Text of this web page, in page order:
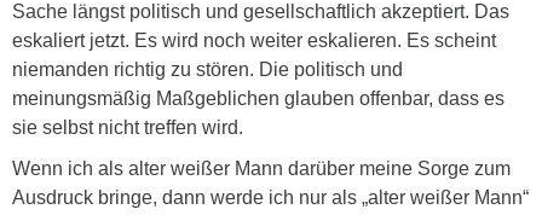
Sache längst politisch und gesellschaftlich akzeptiert. Das
eskaliert jetzt. Es wird noch weiter eskalieren. Es scheint
niemanden richtig zu stören. Die politisch und
meinungsmäßig Maßgeblichen glauben offenbar, dass es
sie selbst nicht treffen wird.
Wenn ich als alter weißer Mann darüber meine Sorge zum
Ausdruck bringe, dann werde ich nur als „alter weißer Mann“